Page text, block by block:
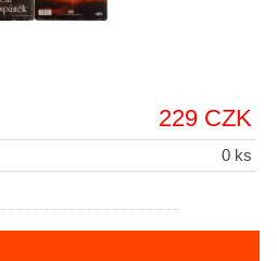
229 CZK
0 ks